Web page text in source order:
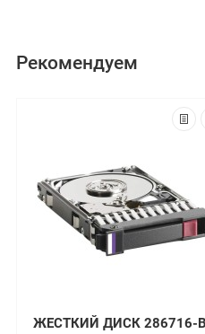
Рекомендуем